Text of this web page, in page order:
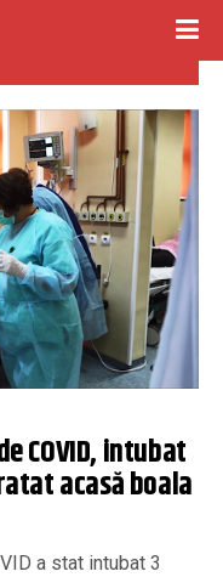
COVID, intubat
acasă boala
a stat intubat 3